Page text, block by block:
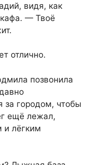
видя, как
— Твоё
отлично.
позвонила
за городом, чтобы
ещё лежал,
и лёгким